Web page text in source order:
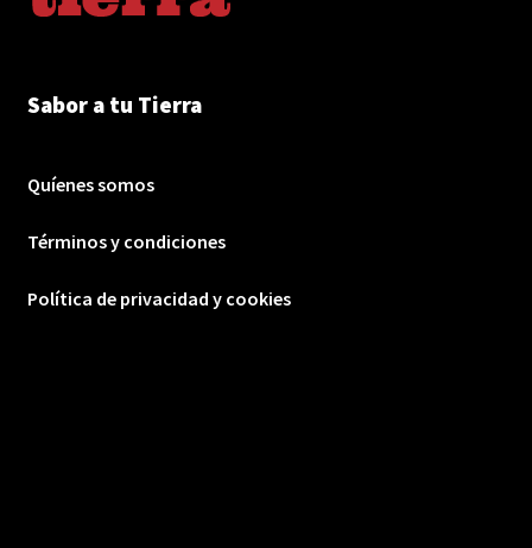
Sabor a tu Tierra
Quíenes somos
Términos y condiciones
Política de privacidad y cookies